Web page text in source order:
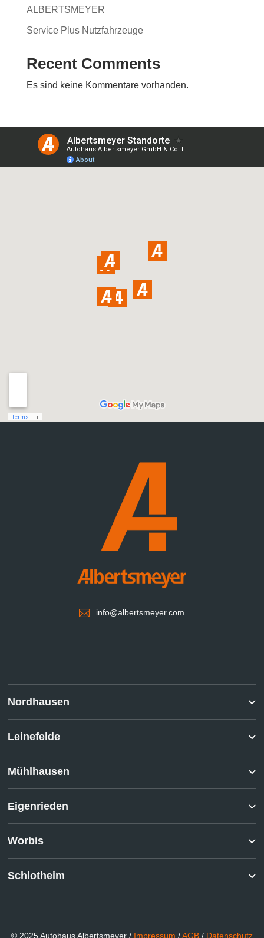
ALBERTSMEYER
Service Plus Nutzfahrzeuge
Recent Comments
Es sind keine Kommentare vorhanden.
 info@albertsmeyer.com
Nordhausen
Leinefelde
Mühlhausen
Eigenrieden
Worbis
Schlotheim
© 2025 Autohaus Albertsmeyer / Impressum /AGB/ Datenschutz